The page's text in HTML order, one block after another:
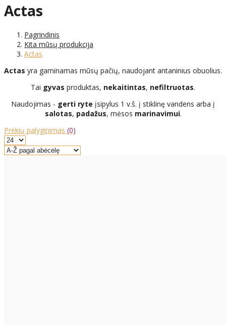
Actas
Pagrindinis
Kita mūsų produkcija
Actas
Actas yra gaminamas mūsų pačių, naudojant antaninius obuolius.
Tai gyvas produktas, nekaitintas, nefiltruotas.
Naudojimas - gerti ryte įsipylus 1 v.š. į stiklinę vandens arba į
salotas, padažus, mėsos marinavimui.
Prekių palyginimas (0)